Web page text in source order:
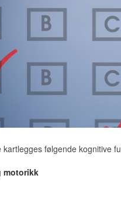
følgende kognitive
motorikk